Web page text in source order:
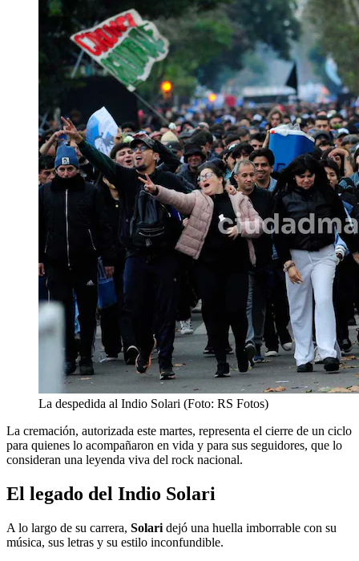
La despedida al Indio Solari (Foto: RS Fotos)
La cremación, autorizada este martes, representa el cierre de un ciclo
para quienes lo acompañaron en vida y para sus seguidores, que lo
consideran una leyenda viva del rock nacional.
El legado del Indio Solari
A lo largo de su carrera, Solari dejó una huella imborrable con su
música, sus letras y su estilo inconfundible.